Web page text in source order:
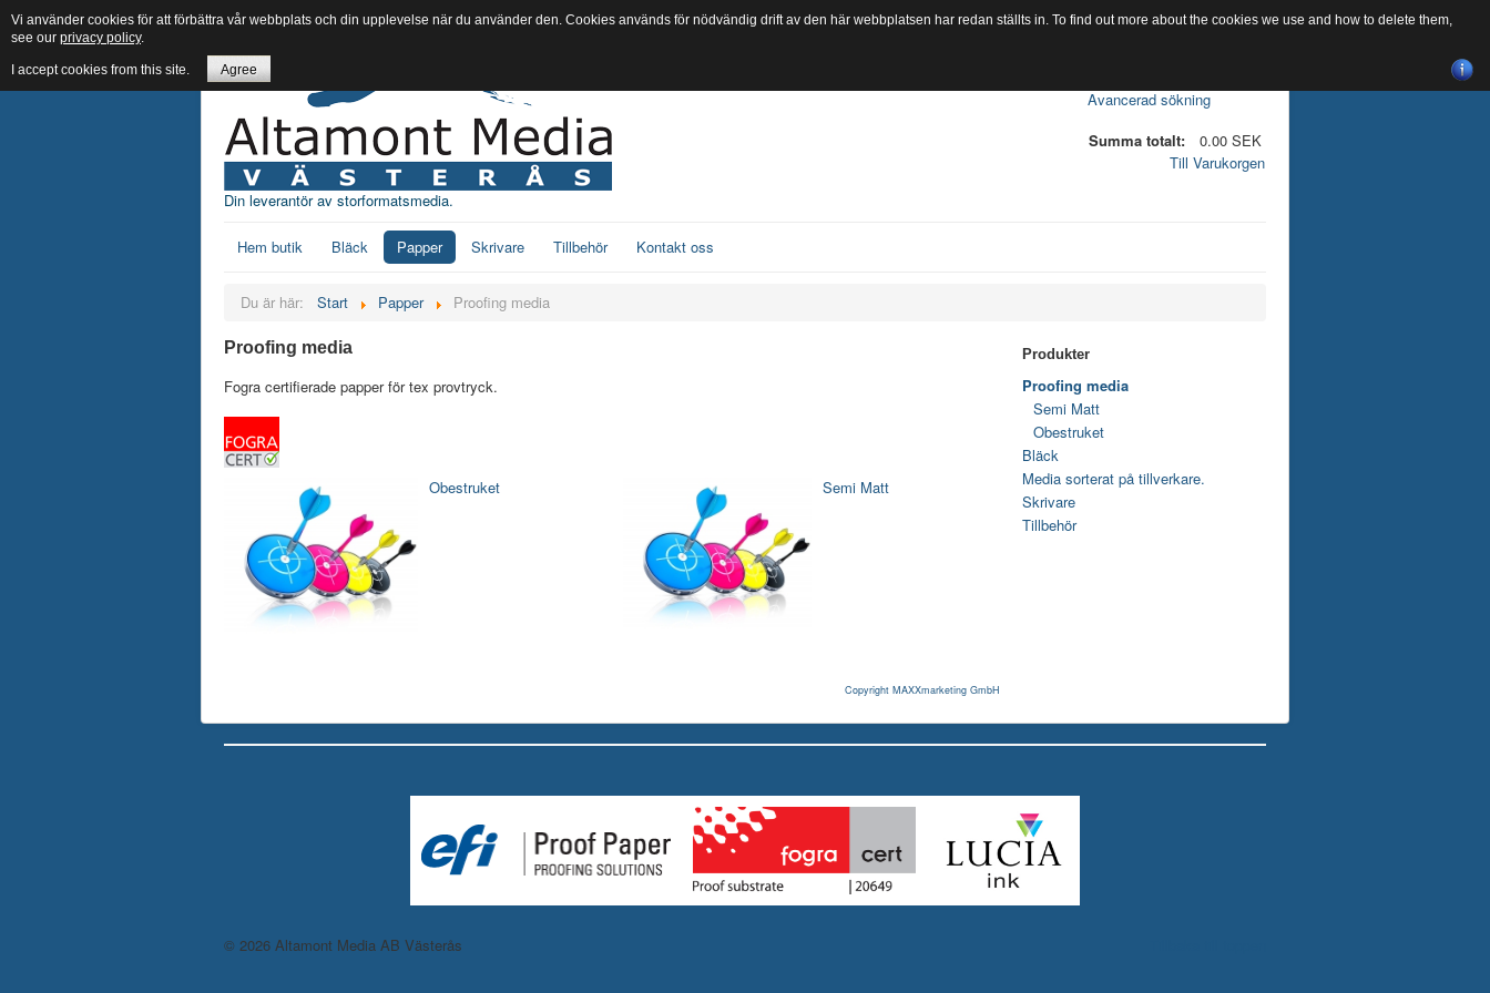
Din leverantör av storformatsmedia.
Avancerad sökning
Summa totalt:
0.00 SEK
Till Varukorgen
Hem butik Bläck Papper Skrivare Tillbehör Kontakt oss
Du är här: Start Papper Proofing media
Proofing media
Fogra certifierade papper för tex provtryck.
Obestruket Semi Matt
Copyright MAXXmarketing GmbH
Produkter
Proofing media
Semi Matt
Obestruket
Bläck
Media sorterat på tillverkare.
Skrivare
Tillbehör
© 2026 Altamont Media AB Västerås
Vi använder cookies för att förbättra vår webbplats och din upplevelse när du använder den. Cookies används för nödvändig drift av den här webbplatsen har redan ställts in. To find out more about the cookies we use and how to delete them,
see our privacy policy.
I accept cookies from this site. Agree